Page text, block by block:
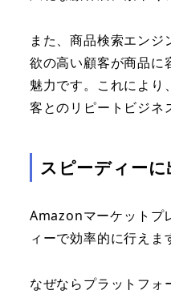
また、商品検索エン
欲の高い顧客が商品に
魅力です。これにより
客とのリピートビジネ
スピーディーに
Amazonマーケットプ
ィーで効率的に行えま
なぜならプラットフ